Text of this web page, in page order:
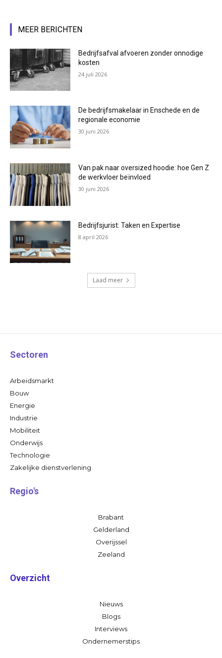
MEER BERICHTEN
Bedrijfsafval afvoeren zonder onnodige
kosten
24 juli 2026
De bedrijfsmakelaar in Enschede en de
regionale economie
30 juni 2026
Van pak naar oversized hoodie: hoe Gen Z
de werkvloer beïnvloed
30 juni 2026
Bedrijfsjurist: Taken en Expertise
8 april 2026
Laad meer
Sectoren
Arbeidsmarkt
Bouw
Energie
Industrie
Mobiliteit
Onderwijs
Technologie
Zakelijke dienstverlening
Regio's
Brabant
Gelderland
Overijssel
Zeeland
Overzicht
Nieuws
Blogs
Interviews
Ondernemerstips